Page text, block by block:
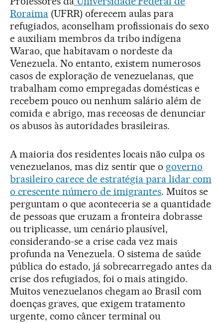
Roraima(UFRR) oferecem aulas para
refugiados, aconselham profissionais do sexo
e auxiliam membros da tribo indígena
Warao, que habitavam o nordeste da
Venezuela. No entanto, existem numerosos
casos de exploração de venezuelanas, que
trabalham como empregadas domésticas e
recebem pouco ou nenhum salário além de
comida e abrigo, mas receosas de denunciar
os abusos às autoridades brasileiras.
A maioria dos residentes locais não culpa os
venezuelanos, mas diz sentir que o governo
brasileiro carece de estratégia para lidar com
o crescente número de imigrantes. Muitos se
perguntam o que aconteceria se a quantidade
de pessoas que cruzam a fronteira dobrasse
ou triplicasse, um cenário plausível,
considerando-se a crise cada vez mais
profunda na Venezuela. O sistema de saúde
pública do estado, já sobrecarregado antes da
crise dos refugiados, foi o mais atingido.
Muitos venezuelanos chegam ao Brasil com
doenças graves, que exigem tratamento
urgente, como câncer terminal ou